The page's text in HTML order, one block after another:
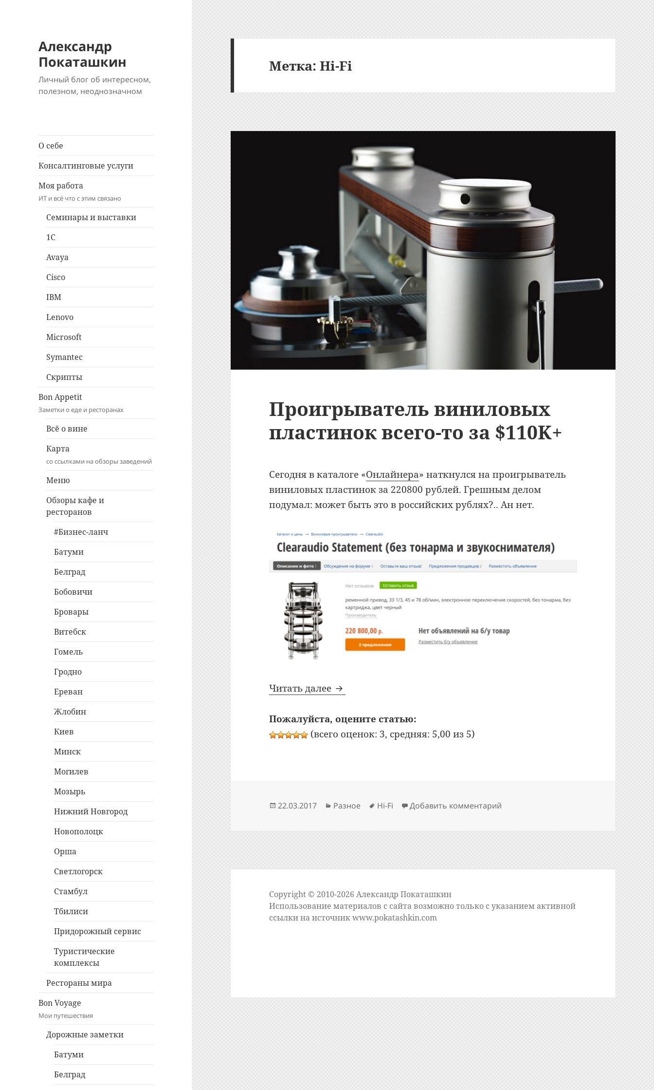
Александр
Покаташкин
Личный блог об интересном,
полезном, неоднозначном
О себе
Консалтинговые услуги
Моя работа
ИТ и всё что с этим связано
Семинары и выставки
1C
Avaya
Cisco
IBM
Lenovo
Microsoft
Symantec
Скрипты
Bon Appetit
Заметки о еде и ресторанах
Всё о вине
Карта
со ссылками на обзоры заведений
Меню
Обзоры кафе и
ресторанов
#Бизнес-ланч
Батуми
Белград
Бобовичи
Бровары
Витебск
Гомель
Гродно
Ереван
Жлобин
Киев
Минск
Могилев
Мозырь
Нижний Новгород
Новополоцк
Орша
Светлогорск
Стамбул
Тбилиси
Придорожный сервис
Туристические
комплексы
Рестораны мира
Bon Voyage
Мои путешествия
Дорожные заметки
Батуми
Белград
Метка:Hi-Fi
Проигрыватель виниловых
пластинок всего-то за $110K+
Сегодня в каталоге «Онлайнера» наткнулся на проигрыватель
виниловых пластинок за 220800 рублей. Грешным делом
подумал: может быть это в российских рублях?.. Ан нет.
Читать далее Проигрыватель виниловых пластинок всего-то за $110K+
Пожалуйста, оцените статью:
(всего оценок: 3, средняя: 5,00 из 5)
Опубликовано
22.03.2017 Рубрики
Разное Метки
Hi-Fi Добавить комментарий
Copyright © 2010-2026 Александр Покаташкин
Использование материалов с сайта возможно только с указанием активной
ссылки на источникwww.pokatashkin.com